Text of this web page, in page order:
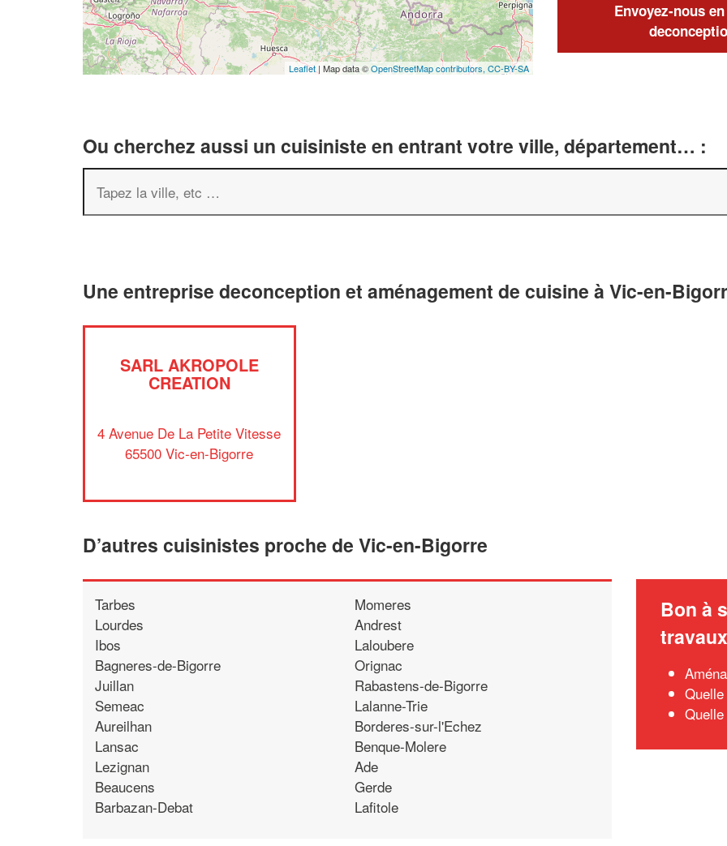
Leaflet | Map data ©OpenStreetMap contributors, CC-BY-SA
Envoyez-nous
Ou cherchez aussi un cuisiniste en entrant votre ville, département… :
Une entreprise deconception et aménagement de cuisine à Vic-en-
SARL AKROPOLE
CREATION
4 Avenue De La Petite Vitesse
65500 Vic-en-Bigorre
D’autres cuisinistes proche de Vic-en-Bigorre
Tarbes
Lourdes
Ibos
Bagneres-de-Bigorre
Juillan
Semeac
Aureilhan
Lansac
Lezignan
Beaucens
Barbazan-Debat
Momeres
Andrest
Laloubere
Orignac
Rabastens-de-Bigorre
Lalanne-Trie
Borderes-sur-l'Echez
Benque-Molere
Ade
Gerde
Lafitole
Bon à
travaux